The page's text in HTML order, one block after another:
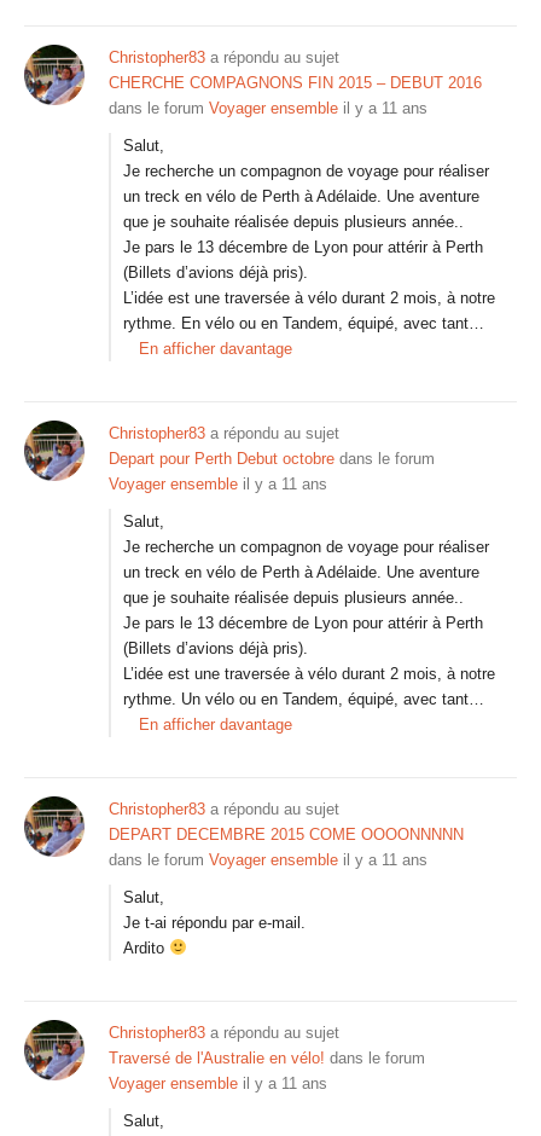
Christopher83 a répondu au sujet
CHERCHE COMPAGNONS FIN 2015 – DEBUT 2016
dans le forum Voyager ensemble il y a 11 ans
Salut,
Je recherche un compagnon de voyage pour réaliser
un treck en vélo de Perth à Adélaide. Une aventure
que je souhaite réalisée depuis plusieurs année..
Je pars le 13 décembre de Lyon pour attérir à Perth
(Billets d’avions déjà pris).
L’idée est une traversée à vélo durant 2 mois, à notre
rythme. En vélo ou en Tandem, équipé, avec tant…
En afficher davantage
Christopher83 a répondu au sujet
Depart pour Perth Debut octobre dans le forum
Voyager ensemble il y a 11 ans
Salut,
Je recherche un compagnon de voyage pour réaliser
un treck en vélo de Perth à Adélaide. Une aventure
que je souhaite réalisée depuis plusieurs année..
Je pars le 13 décembre de Lyon pour attérir à Perth
(Billets d’avions déjà pris).
L’idée est une traversée à vélo durant 2 mois, à notre
rythme. Un vélo ou en Tandem, équipé, avec tant…
En afficher davantage
Christopher83 a répondu au sujet
DEPART DECEMBRE 2015 COME OOOONNNNN
dans le forum Voyager ensemble il y a 11 ans
Salut,
Je t-ai répondu par e-mail.
Ardito
Christopher83 a répondu au sujet
Traversé de l'Australie en vélo! dans le forum
Voyager ensemble il y a 11 ans
Salut,